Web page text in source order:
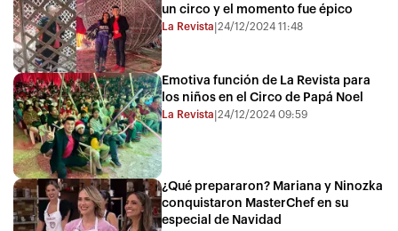
un circo y el momento fue épico
La Revista |24/12/2024 11:48
Emotiva función de La Revista para
los niños en el Circo de Papá Noel
La Revista |24/12/2024 09:59
¿Qué prepararon? Mariana y Ninozka
conquistaron MasterChef en su
especial de Navidad